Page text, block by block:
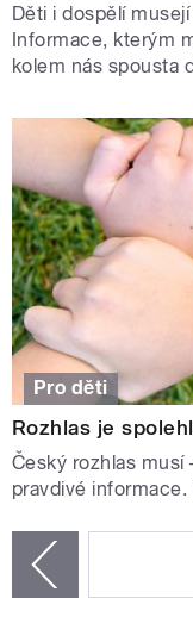
Děti i dospělí
Informace, kterým
kolem nás spousta
Pro děti
Rozhlas je
Český rozhlas musí
pravdivé